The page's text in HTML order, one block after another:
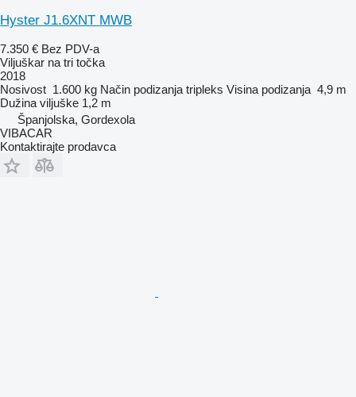
Hyster J1.6XNT MWB
7.350 € Bez PDV-a
Viljuškar na tri točka
2018
Nosivost 1.600 kg Način podizanja tripleks Visina podizanja 4,9 m
Dužina viljuške 1,2 m
Španjolska, Gordexola
VIBACAR
Kontaktirajte prodavca